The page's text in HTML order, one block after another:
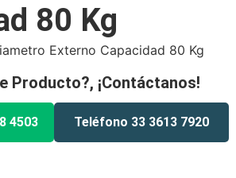
80 Kg
Externo Capacidad 80 Kg
Producto?, ¡Contáctanos!
4503 Teléfono 33 3613 7920